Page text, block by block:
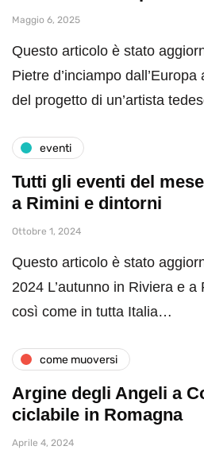
Maggio 6, 2025
Questo articolo è stato
Pietre d’inciampo
del progetto di un’artista
eventi
Tutti gli eventi del
a Rimini e dintorni
Ottobre 1, 2024
Questo articolo è stato
2024 L’autunno in Riviera e
così come in tutta Italia…
come muoversi
Argine degli Angeli a
ciclabile in Romagna
Aprile 4, 2024